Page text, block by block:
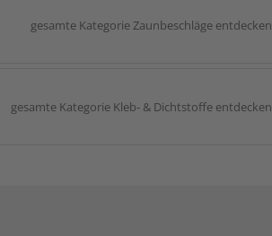
gesamte Kategorie Zaunbeschläge entdecken
gesamte Kategorie Kleb- & Dichtstoffe entdecken